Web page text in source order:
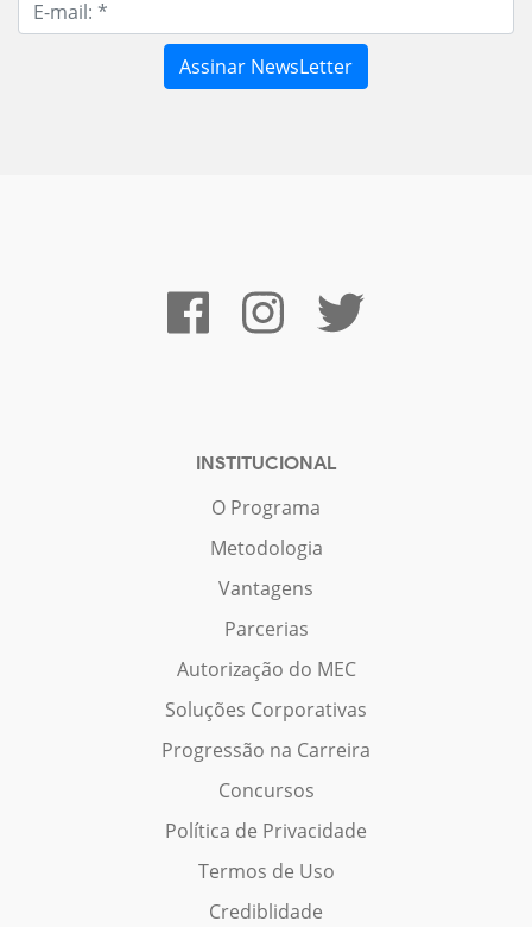
INSTITUCIONAL
O Programa
Metodologia
Vantagens
Parcerias
Autorização do MEC
Soluções Corporativas
Progressão na Carreira
Concursos
Política de Privacidade
Termos de Uso
Crediblidade